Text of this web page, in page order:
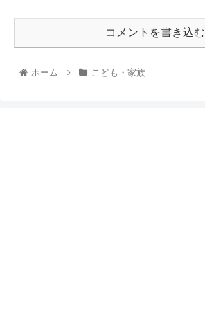
コメントを書き込む
ホーム こども・家族